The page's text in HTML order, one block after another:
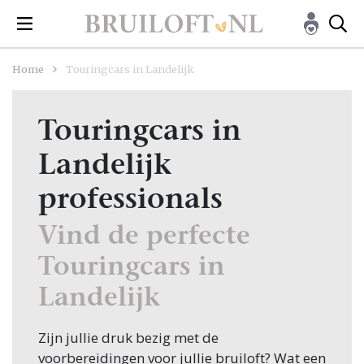
Home Touringcars in Landelijk
Touringcars in
Landelijk
professionals
Vind de perfecte
Touringcars in
Landelijk
Zijn jullie druk bezig met de
voorbereidingen voor jullie bruiloft? Wat een